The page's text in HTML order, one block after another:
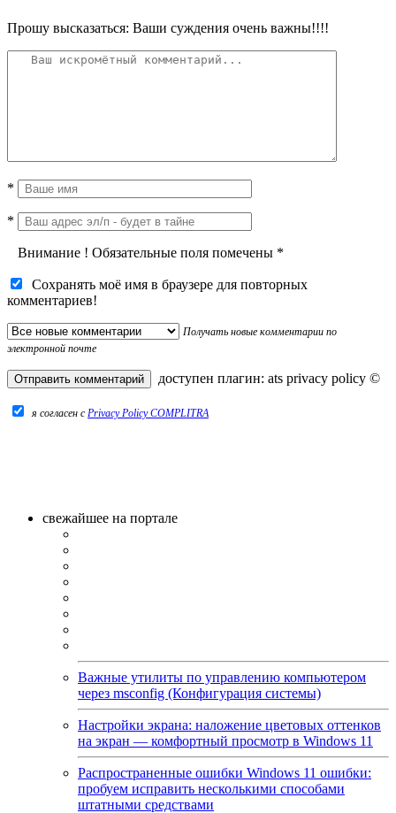
Прошу высказаться: Ваши суждения очень важны!!!!
*
*
Внимание ! Обязательные поля помечены *
Сохранять моё имя в браузере для повторных
комментариев!
Получать новые комментарии по
электронной почте
доступен плагин: ats privacy policy ©
я согласен c Privacy Policy COMPLITRA
свежайшее на портале
Важные утилиты по управлению компьютером
через msconfig (Конфигурация системы)
Настройки экрана: наложение цветовых оттенков
на экран — комфортный просмотр в Windows 11
Распространенные ошибки Windows 11 ошибки:
пробуем исправить несколькими способами
штатными средствами